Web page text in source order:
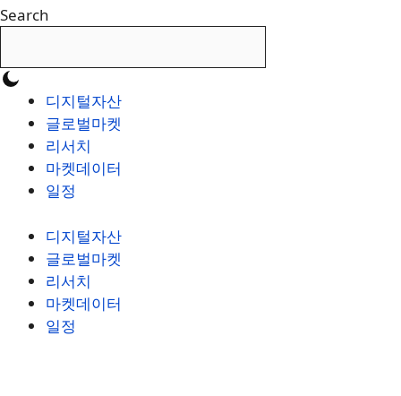
Search
디지털자산
글로벌마켓
리서치
마켓데이터
일정
디지털자산
글로벌마켓
리서치
마켓데이터
일정